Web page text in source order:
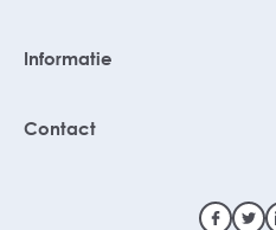
Informatie
Contact